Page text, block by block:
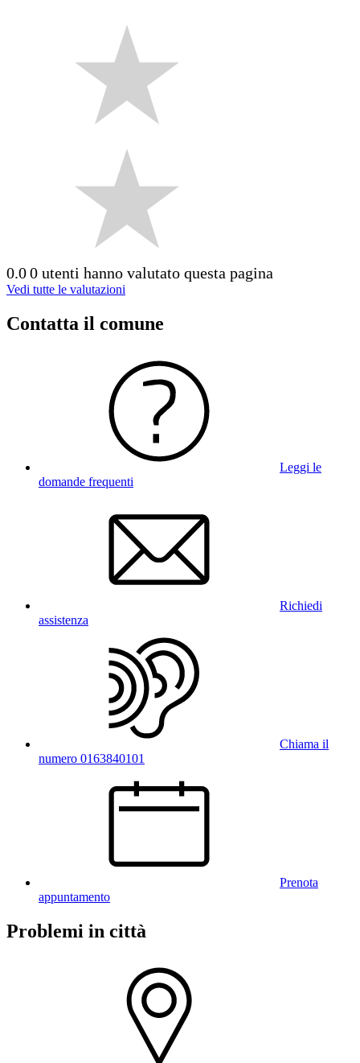
0.00 utenti hanno valutato questa pagina
Vedi tutte le valutazioni
Contatta il comune
Leggi le
domande frequenti
Richiedi
assistenza
Chiama il
numero 0163840101
Prenota
appuntamento
Problemi in città